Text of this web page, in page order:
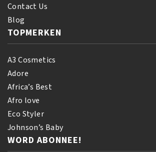
Contact Us
Blog
TOPMERKEN
A3 Cosmetics
Adore
Africa’s Best
Afro love
Eco Styler
Johnson’s Baby
WORD ABONNEE!